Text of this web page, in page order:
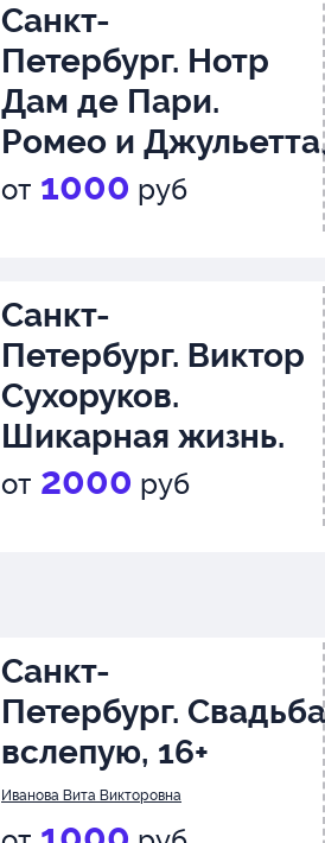
Санкт-
Петербург. Нотр
Дам де Пари.
Ромео и
6+
от 1000 руб
Санкт-
Петербург. Виктор
Сухоруков.
Шикарная жизнь.
Санкт-Петербург,
от 2000 руб
Санкт-
Петербург. Свадьба
вслепую, 16+
Иванова Вита Викторовна